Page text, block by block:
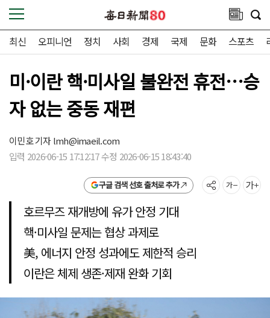
최신 오피니언 정치 사회 경제 국제 문화 스포츠
미·이란 핵·미사일 불완전 휴전…승
자 없는 중동 재편
이민호 기자lmh@imaeil.com
입력 2026-06-15 17:12:17 수정 2026-06-15 18:43:40
구글 검색 선호 출처로 추가
호르무즈 재개방에 유가 안정 기대
핵·미사일 문제는 협상 과제로
美, 에너지 안정 성과에도 제한적 승리
이란은 체제 생존·제재 완화 기회